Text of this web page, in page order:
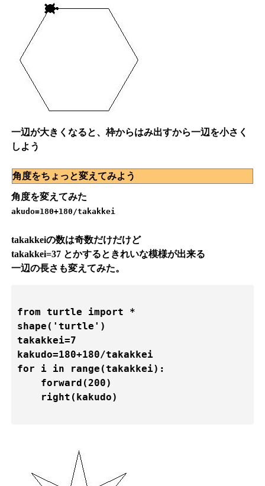
一辺が大きくなると、枠からはみ出すから一辺を小さく
しよう
角度をちょっと変えてみよう
角度を変えてみた
akudo=180+180/takakkei
takakkeiの数は奇数だけだけど
takakkei=37 とかするときれいな模様が出来る
一辺の長さも変えてみた。
from turtle import *
shape('turtle')
takakkei=7
kakudo=180+180/takakkei
for i in range(takakkei):
    forward(200)
    right(kakudo)